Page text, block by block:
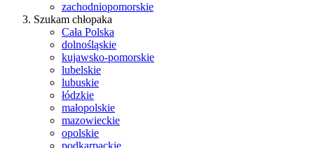
zachodniopomorskie
Szukam chłopaka
Cała Polska
dolnośląskie
kujawsko-pomorskie
lubelskie
lubuskie
łódzkie
małopolskie
mazowieckie
opolskie
podkarpackie